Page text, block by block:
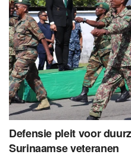
Defensie pleit voor
Surinaamse veteranen